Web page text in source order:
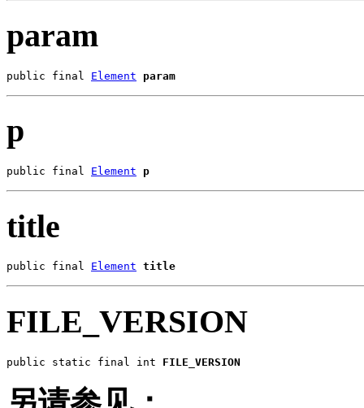
param
public final Element param
p
public final Element p
title
public final Element title
FILE_VERSION
public static final int FILE_VERSION